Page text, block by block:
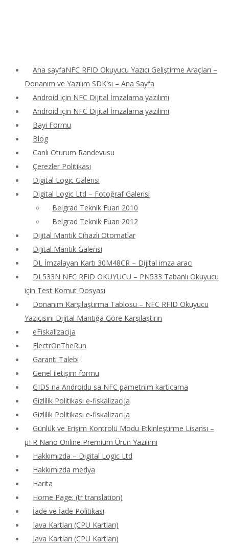
Ana sayfaNFC RFID Okuyucu Yazıcı Geliştirme Araçları –
Donanım ve Yazılım SDK'sı – Ana Sayfa
Android için NFC Dijital İmzalama yazılımı
Android için NFC Dijital İmzalama yazılımı
Bayi Formu
Blog
Canlı Oturum Randevusu
Çerezler Politikası
Digital Logic Galerisi
Digital Logic Ltd – Fotoğraf Galerisi
Belgrad Teknik Fuarı 2010
Belgrad Teknik Fuarı 2012
Dijital Mantık Cihazlı Otomatlar
Dijital Mantık Galerisi
DL İmzalayan Kartı 30M48CR – Dijital imza aracı
DL533N NFC RFID OKUYUCU – PN533 Tabanlı Okuyucu
için Test Komut Dosyası
Donanım Karşılaştırma Tablosu – NFC RFID Okuyucu
Yazıcısını Dijital Mantığa Göre Karşılaştırın
eFiskalizacija
ElectrOnTheRun
Garanti Talebi
Genel iletişim formu
GIDS na Androidu sa NFC pametnim karticama
Gizlilik Politikası e-fiskalizacija
Gizlilik Politikası e-fiskalizacija
Günlük ve Erişim Kontrolü Modu Etkinleştirme Lisansı –
μFR Nano Online Premium Ürün Yazılımı
Hakkımızda – Digital Logic Ltd
Hakkımızda medya
Harita
Home Page: (tr translation)
İade ve İade Politikası
Java Kartları (CPU Kartları)
Java Kartları (CPU Kartları)